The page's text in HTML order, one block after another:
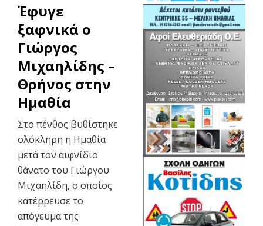
Έφυγε
ξαφνικά ο
Γιώργος
Μιχαηλίδης –
Θρήνος στην
Ημαθία
Στο πένθος βυθίστηκε
ολόκληρη η Ημαθία
μετά τον αιφνίδιο
θάνατο του Γιώργου
Μιχαηλίδη, ο οποίος
κατέρρευσε το
απόγευμα της